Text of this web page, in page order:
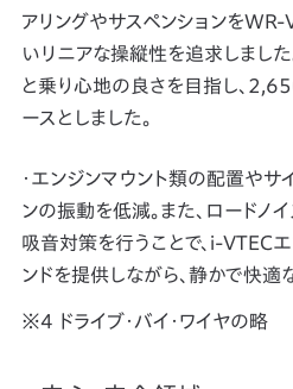
アリングやサスペンションを
いリニアな操縦性を追求しまし
と乗り心地の良さを目指し、
ースとしました。
・エンジンマウント類の配置や
ンの振動を低減。また、ロード
吸音対策を行うことで、i-VTEC
ンドを提供しながら、静かで快適
ドライブ・バイ・ワイヤの略